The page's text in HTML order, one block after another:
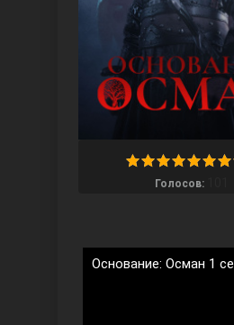
Ты назови
Голосов:
Основание: Осман 1